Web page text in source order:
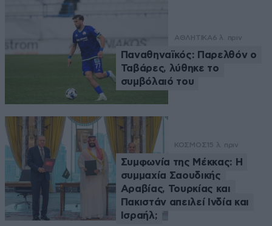
ΑΘΛΗΤΙΚΑ6 λ. πριν
Παναθηναϊκός: Παρελθόν ο
Ταβάρες, λύθηκε το
συμβόλαιό του
ΚΟΣΜΟΣ 15 λ. πριν
Συμφωνία της Μέκκας: Η
συμμαχία Σαουδικής
Αραβίας, Τουρκίας και
Πακιστάν απειλεί Ινδία και
Ισραήλ;